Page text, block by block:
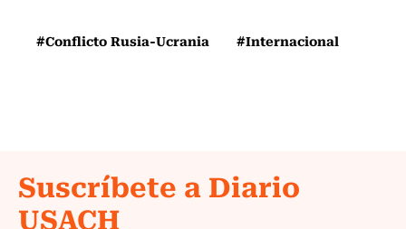
#Conflicto Rusia-Ucrania #Internacional